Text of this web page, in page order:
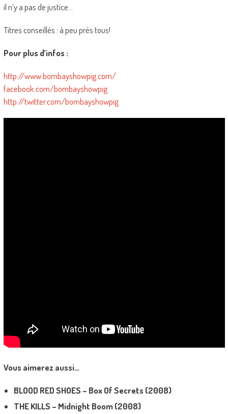
il n’y a pas de justice…
Titres conseillés : à peu près tous!
Pour plus d’infos :
http://www.bombayshowpig.com/
facebook.com/bombayshowpig
http://twitter.com/bombayshowpig
Vous aimerez aussi…
BLOOD RED SHOES – Box Of Secrets (2008)
THE KILLS – Midnight Boom (2008)